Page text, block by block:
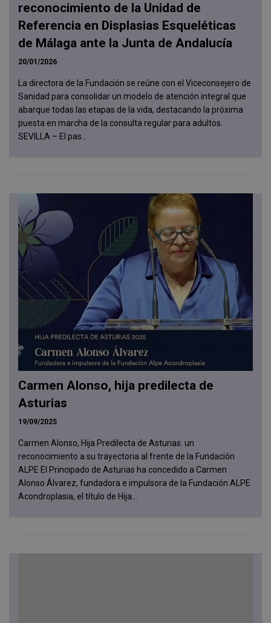
reconocimiento de la Unidad de
Referencia en Displasias Esqueléticas
de Málaga ante la Junta de Andalucía
20/01/2026
La directora de la Fundación se reúne con el Viceconsejero de
Sanidad para consolidar un modelo de atención integral que
abarque todas las etapas de la vida, destacando la próxima
puesta en marcha de la consulta regular para adultos.
SEVILLA – El pas...
Carmen Alonso, hija predilecta de
Asturias
19/09/2025
Carmen Alonso, Hija Predilecta de Asturias: un
reconocimiento a su trayectoria al frente de la Fundación
ALPE El Principado de Asturias ha concedido a Carmen
Alonso Álvarez, fundadora e impulsora de la Fundación ALPE
Acondroplasia, el título de Hija...